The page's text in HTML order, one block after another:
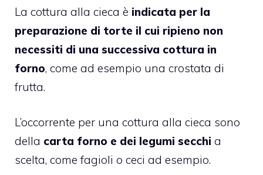
La cottura alla cieca è indicata per la
preparazione di torte il cui ripieno non
necessiti di una successiva cottura in
forno, come ad esempio una crostata di
frutta.
L’occorrente per una cottura alla cieca sono
della carta forno e dei legumi secchi a
scelta, come fagioli o ceci ad esempio.